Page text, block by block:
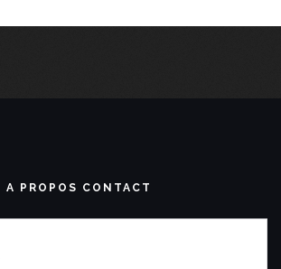
A PROPOS CONTACT